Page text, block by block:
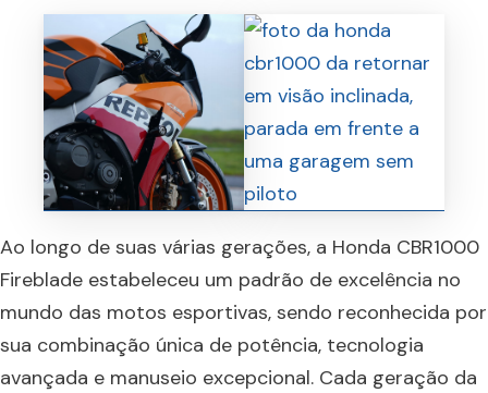
Ao longo de suas várias gerações, a Honda CBR1000
Fireblade estabeleceu um padrão de excelência no
mundo das motos esportivas, sendo reconhecida por
sua combinação única de potência, tecnologia
avançada e manuseio excepcional. Cada geração da